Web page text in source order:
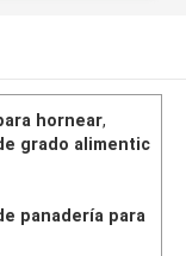
hornear,
grado alimentic
panadería para